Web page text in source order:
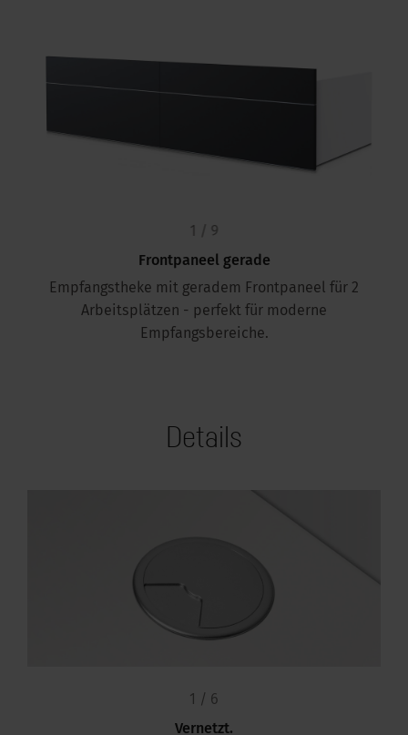
Frontpaneel gerade
Empfangstheke mit geradem Frontpaneel für 2
Arbeitsplätzen - perfekt für moderne
Empfangsbereiche.
1 / 9
Details
Vernetzt.
1 / 6